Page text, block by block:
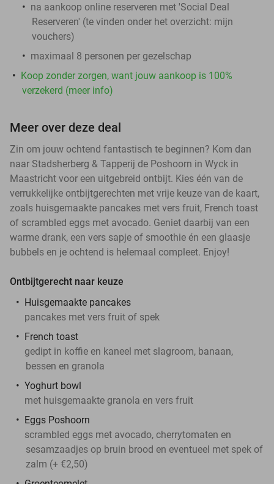
na aankoop online reserveren met 'Social Deal
Reserveren' (te vinden onder het overzicht: mijn
vouchers)
maximaal 8 personen per gezelschap
Koop zonder zorgen, want jouw aankoop is 100%
verzekerd (meer info)
Meer over deze deal
Zin om jouw ochtend fantastisch te beginnen? Kom dan
naar Stadsherberg & Tapperij de Poshoorn in Wyck in
Maastricht voor een uitgebreid ontbijt. Kies één van de
verrukkelijke ontbijtgerechten met vrije keuze van de kaart,
zoals huisgemaakte pancakes met vers fruit, French toast
of scrambled eggs met avocado. Geniet daarbij van een
warme drank, een vers sapje of smoothie én een glaasje
bubbels en je ochtend is helemaal compleet. Enjoy!
Ontbijtgerecht naar keuze
Huisgemaakte pancakes
pancakes met vers fruit of spek
French toast
gedipt in koffie en kaneel met slagroom, banaan,
bessen en granola
Yoghurt bowl
met huisgemaakte granola en vers fruit
Eggs Poshoorn
scrambled eggs met avocado, cherrytomaten en
sesamzaadjes op bruin brood en eventueel met spek of
zalm (+ €2,50)